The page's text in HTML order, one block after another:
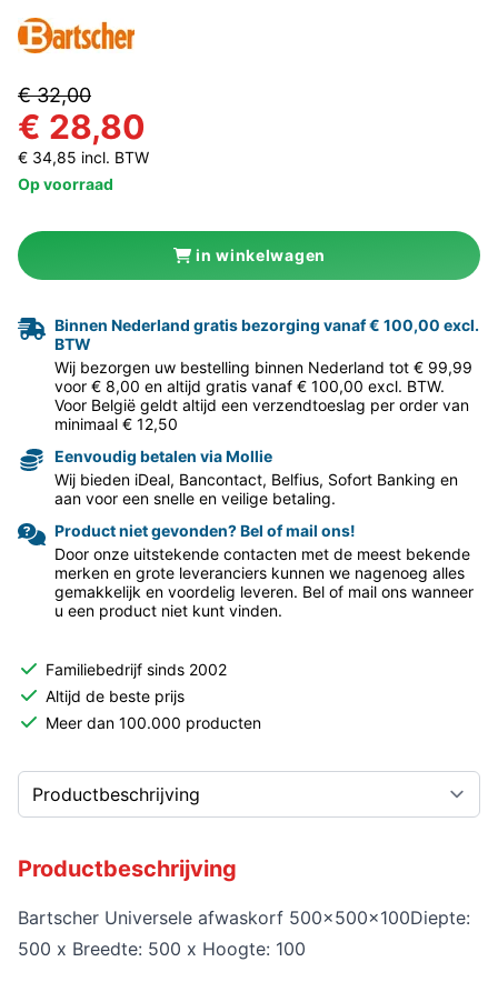
€ 32,00
€ 28,80
€ 34,85 incl. BTW
Op voorraad
in winkelwagen
Binnen Nederland gratis bezorging vanaf € 100,00 excl.
BTW
Wij bezorgen uw bestelling binnen Nederland tot € 99,99
voor € 8,00 en altijd gratis vanaf € 100,00 excl. BTW.
Voor België geldt altijd een verzendtoeslag per order van
minimaal € 12,50
Eenvoudig betalen via Mollie
Wij bieden iDeal, Bancontact, Belfius, Sofort Banking en
aan voor een snelle en veilige betaling.
Product niet gevonden? Bel of mail ons!
Door onze uitstekende contacten met de meest bekende
merken en grote leveranciers kunnen we nagenoeg alles
gemakkelijk en voordelig leveren. Bel of mail ons wanneer
u een product niet kunt vinden.
Familiebedrijf sinds 2002
Altijd de beste prijs
Meer dan 100.000 producten
Productbeschrijving
Bartscher Universele afwaskorf 500x500x100Diepte:
500 x Breedte: 500 x Hoogte: 100